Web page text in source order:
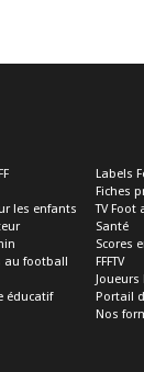
les enfants
football
éducatif
Labels
Fiches
TV Foot
Santé
Scores
FFFTV
Joueurs
Portail
Nos